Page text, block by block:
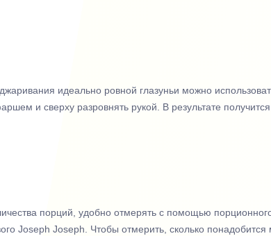
идеально ровной глазуньи можно
и сверху разровнять рукой. В результате получится
порций, удобно отмерять с помощью
Joseph Joseph. Чтобы отмерить, сколько